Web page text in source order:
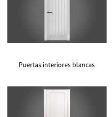
Puertas interiores blancas